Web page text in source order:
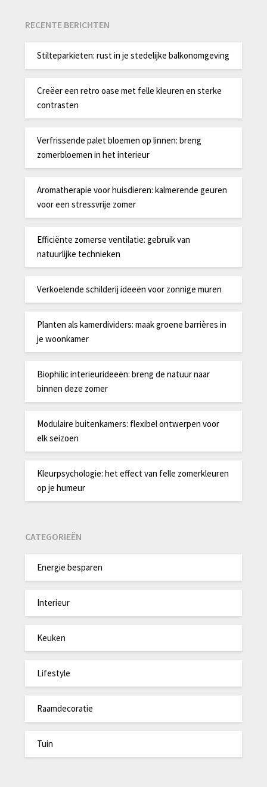
RECENTE BERICHTEN
Stilteparkieten: rust in je stedelijke balkonomgeving
Creëer een retro oase met felle kleuren en sterke
contrasten
Verfrissende palet bloemen op linnen: breng
zomerbloemen in het interieur
Aromatherapie voor huisdieren: kalmerende geuren
voor een stressvrije zomer
Efficiënte zomerse ventilatie: gebruik van
natuurlijke technieken
Verkoelende schilderij ideeën voor zonnige muren
Planten als kamerdividers: maak groene barrières in
je woonkamer
Biophilic interieurideeën: breng de natuur naar
binnen deze zomer
Modulaire buitenkamers: flexibel ontwerpen voor
elk seizoen
Kleurpsychologie: het effect van felle zomerkleuren
op je humeur
CATEGORIEËN
Energie besparen
Interieur
Keuken
Lifestyle
Raamdecoratie
Tuin